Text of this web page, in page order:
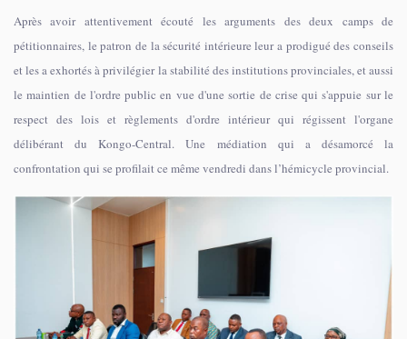
Après avoir attentivement écouté les arguments des deux camps de
pétitionnaires, le patron de la sécurité intérieure leur a prodigué des conseils
et les a exhortés à privilégier la stabilité des institutions provinciales, et aussi
le maintien de l'ordre public en vue d'une sortie de crise qui s'appuie sur le
respect des lois et règlements d'ordre intérieur qui régissent l'organe
délibérant du Kongo-Central. Une médiation qui a désamorcé la
confrontation qui se profilait ce même vendredi dans l’hémicycle provincial.